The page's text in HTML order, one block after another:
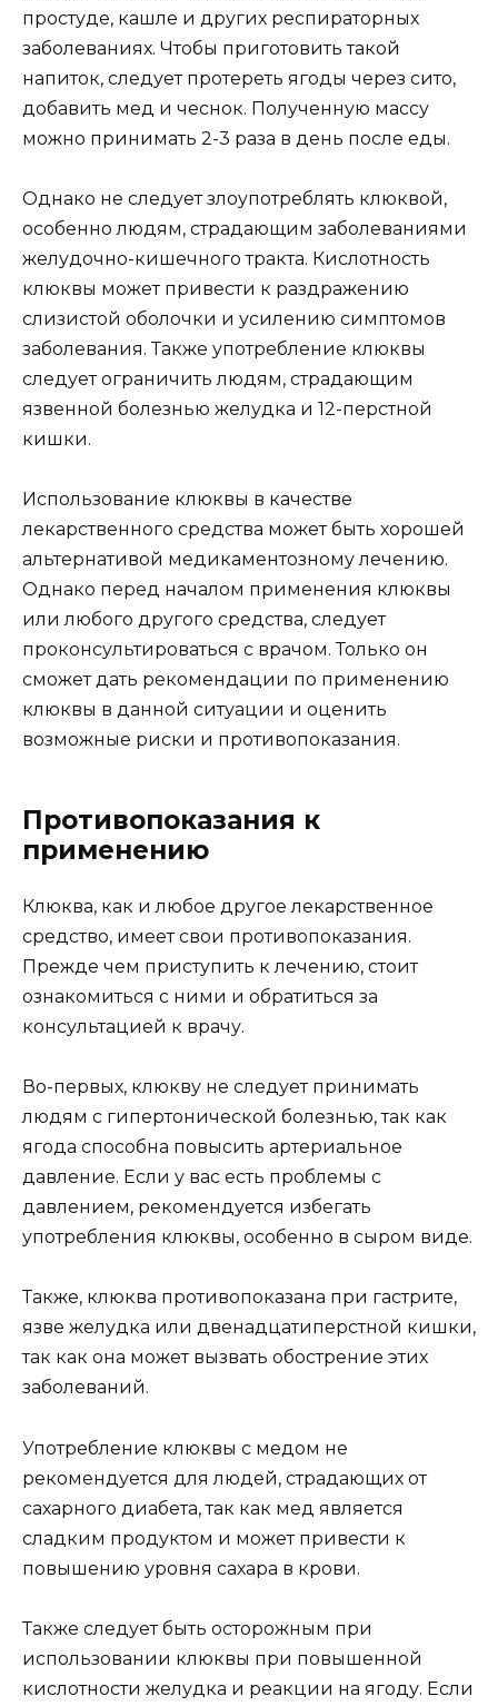
простуде, кашле и других респираторных
заболеваниях. Чтобы приготовить такой
напиток, следует протереть ягоды через сито,
добавить мед и чеснок. Полученную массу
можно принимать 2-3 раза в день после еды.
Однако не следует злоупотреблять клюквой,
особенно людям, страдающим заболеваниями
желудочно-кишечного тракта. Кислотность
клюквы может привести к раздражению
слизистой оболочки и усилению симптомов
заболевания. Также употребление клюквы
следует ограничить людям, страдающим
язвенной болезнью желудка и 12-перстной
кишки.
Использование клюквы в качестве
лекарственного средства может быть хорошей
альтернативой медикаментозному лечению.
Однако перед началом применения клюквы
или любого другого средства, следует
проконсультироваться с врачом. Только он
сможет дать рекомендации по применению
клюквы в данной ситуации и оценить
возможные риски и противопоказания.
Противопоказания к
применению
Клюква, как и любое другое лекарственное
средство, имеет свои противопоказания.
Прежде чем приступить к лечению, стоит
ознакомиться с ними и обратиться за
консультацией к врачу.
Во-первых, клюкву не следует принимать
людям с гипертонической болезнью, так как
ягода способна повысить артериальное
давление. Если у вас есть проблемы с
давлением, рекомендуется избегать
употребления клюквы, особенно в сыром виде.
Также, клюква противопоказана при гастрите,
язве желудка или двенадцатиперстной кишки,
так как она может вызвать обострение этих
заболеваний.
Употребление клюквы с медом не
рекомендуется для людей, страдающих от
сахарного диабета, так как мед является
сладким продуктом и может привести к
повышению уровня сахара в крови.
Также следует быть осторожным при
использовании клюквы при повышенной
кислотности желудка и реакции на ягоду. Если